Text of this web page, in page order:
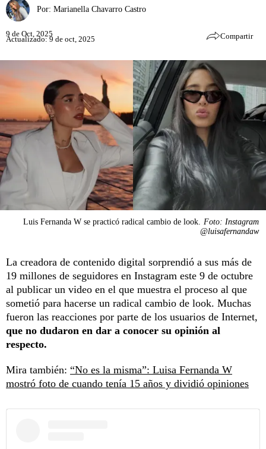
Por: Marianella Chavarro Castro
9 de Oct, 2025
Actualizado: 9 de oct, 2025 Compartir
Luis Fernanda W se practicó radical cambio de look.
Foto: Instagram
@luisafernandaw
La creadora de contenido digital sorprendió a sus más de
19 millones de seguidores en Instagram este 9 de octubre
al publicar un video en el que muestra el proceso al que
sometió para hacerse un radical cambio de look. Muchas
fueron las reacciones por parte de los usuarios de Internet,
que no dudaron en dar a conocer su opinión al
respecto.
Mira también: “No es la misma”: Luisa Fernanda W
mostró foto de cuando tenía 15 años y dividió opiniones